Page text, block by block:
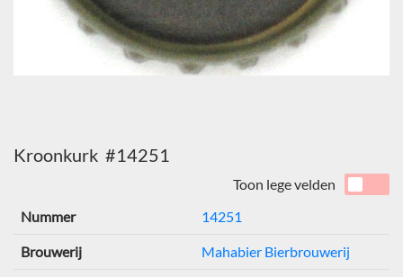
Kroonkurk #14251
Toon lege velden
Nummer
14251
Brouwerij Mahabier Bierbrouwerij